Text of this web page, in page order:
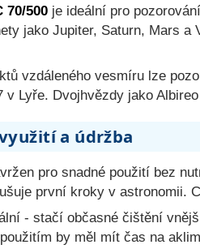
70/500 je ideální pro
jako Jupiter, Saturn, Mars
vzdáleného vesmíru lze
v Lyře. Dvojhvězdy jako
a údržba
pro snadné použití bez
první kroky v astronomii.
- stačí občasné čištění
by měl mít čas na